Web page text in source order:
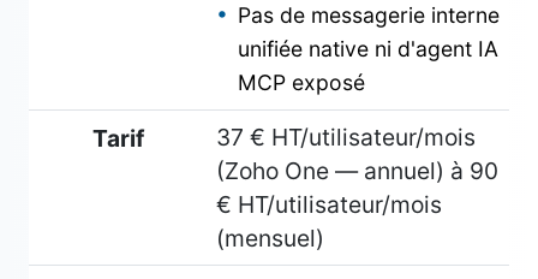
Pas de messagerie interne
unifiée native ni d'agent IA
MCP exposé
Tarif
37 € HT/utilisateur/mois
(Zoho One — annuel) à 90
€ HT/utilisateur/mois
(mensuel)